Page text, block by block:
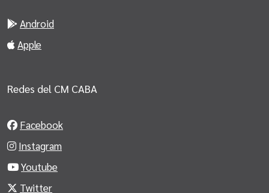
Android
Apple
Redes del CM CABA
Facebook
Instagram
Youtube
Twitter